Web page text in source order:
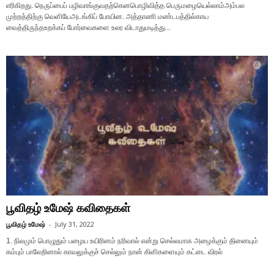
எரிகிறது. நெருப்பைப் பழிவாங்குவதற்கெனபொழிவித்த பெருமழையெல்லாம்அம்பல
முற்றத்திற்கு வெளியேஅடங்கிப் போயின. அத்தாணி மண்டபத்தில்காய
வைத்திருந்தஉறக்கப் போர்வைகளை உலர விடாதுமடித்து...
பூவிதழ் உமேஷ் கவிதைகள்
பூவிதழ் உமேஷ் - July 31, 2022
1. நிலமும் பொழுதும் பழைய உயிரினம் நரிவால் என்று செல்லமாக அழைக்கும் தினையும்
கம்பும் பாலேறினால் காவலுக்குச் செல்லும் நான் கிளிகளையும் கட்டை விரல்